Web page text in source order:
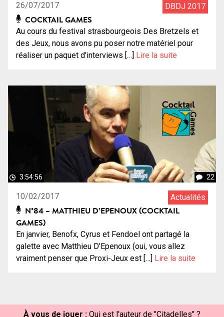
26/07/2017 DBDJ 2017
COCKTAIL GAMES
Au cours du festival strasbourgeois Des Bretzels et
des Jeux, nous avons pu poser notre matériel pour
réaliser un paquet d’interviews […] Lire la suite
3:54:56 22
10/02/2017 Actualités
N°84 – MATTHIEU D’EPENOUX (COCKTAIL
GAMES)
En janvier, Benofx, Cyrus et Fendoel ont partagé la
galette avec Matthieu D’Epenoux (oui, vous allez
vraiment penser que Proxi-Jeux est […] Lire la suite
À vous de jouer : Qui est l'auteur de "Citadelles" ?